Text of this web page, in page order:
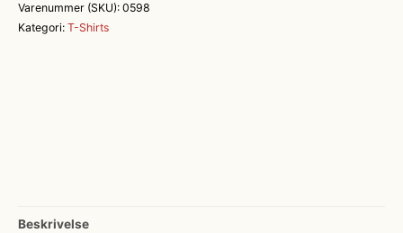
antal
Varenummer (SKU): 0598
Kategori: T-Shirts
Beskrivelse